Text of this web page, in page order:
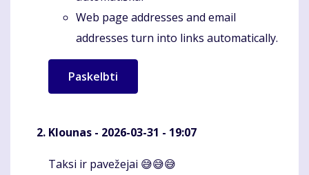
Web page addresses and email
addresses turn into links automatically.
Klounas - 2026-03-31 - 19:07
Komentaras
Taksi ir pavežejai 😅😅😅